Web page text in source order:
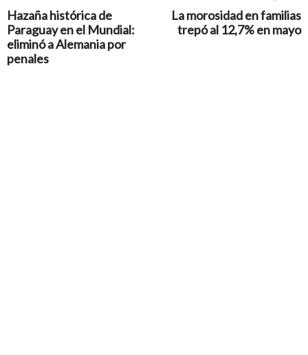
Hazaña histórica de
Paraguay en el Mundial:
eliminó a Alemania por
penales
La morosidad en familias
trepó al 12,7% en mayo